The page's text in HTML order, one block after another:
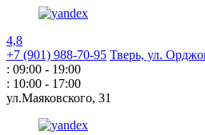
4,8
+7 (901) 988-70-95 Тверь, ул.
: 09:00 - 19:00
: 10:00 - 17:00
ул.Маяковского, 31